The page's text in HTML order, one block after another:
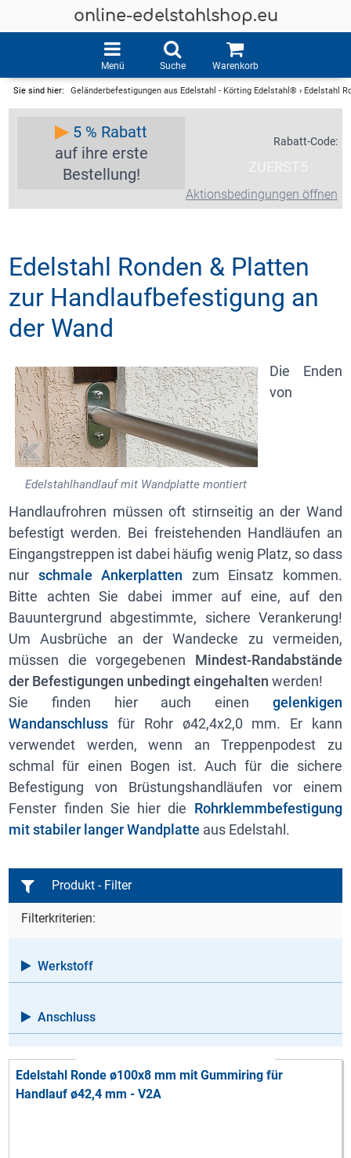
online-edelstahlshop.eu
Menü Suche Warenkorb
Sie sind hier: Geländerbefestigungen aus Edelstahl - Körting Edelstahl® › Edelstahl
▶ 5 % Rabatt
auf ihre erste
Bestellung!
Rabatt-Code:
Aktionsbedingungen öffnen
Edelstahl Ronden & Platten
zur Handlaufbefestigung an
der Wand
Edelstahlhandlauf mit Wandplatte montiert
Die Enden
von
Handlaufrohren müssen oft stirnseitig an der Wand
befestigt werden. Bei freistehenden Handläufen an
Eingangstreppen ist dabei häufig wenig Platz, so dass
nur schmale Ankerplatten zum Einsatz kommen.
Bitte achten Sie dabei immer auf eine, auf den
Bauuntergrund abgestimmte, sichere Verankerung!
Um Ausbrüche an der Wandecke zu vermeiden,
müssen die vorgegebenen Mindest-Randabstände
der Befestigungen unbedingt eingehalten werden!
Sie finden hier auch einen gelenkigen
Wandanschluss für Rohr ø42,4x2,0 mm. Er kann
verwendet werden, wenn an Treppenpodest zu
schmal für einen Bogen ist. Auch für die sichere
Befestigung von Brüstungshandläufen vor einem
Fenster finden Sie hier die Rohrklemmbefestigung
mit stabiler langer Wandplatte aus Edelstahl.
Produkt - Filter
Filterkriterien:
Werkstoff
V2A
Anschluss
Rohr ø33,7 mm
Rohr ø42,4x2,0 mm
Nutrohr ø42,4x1,5 mm
Edelstahl Ronde ø100x8 mm mit Gummiring für
Handlauf ø42,4 mm - V2A